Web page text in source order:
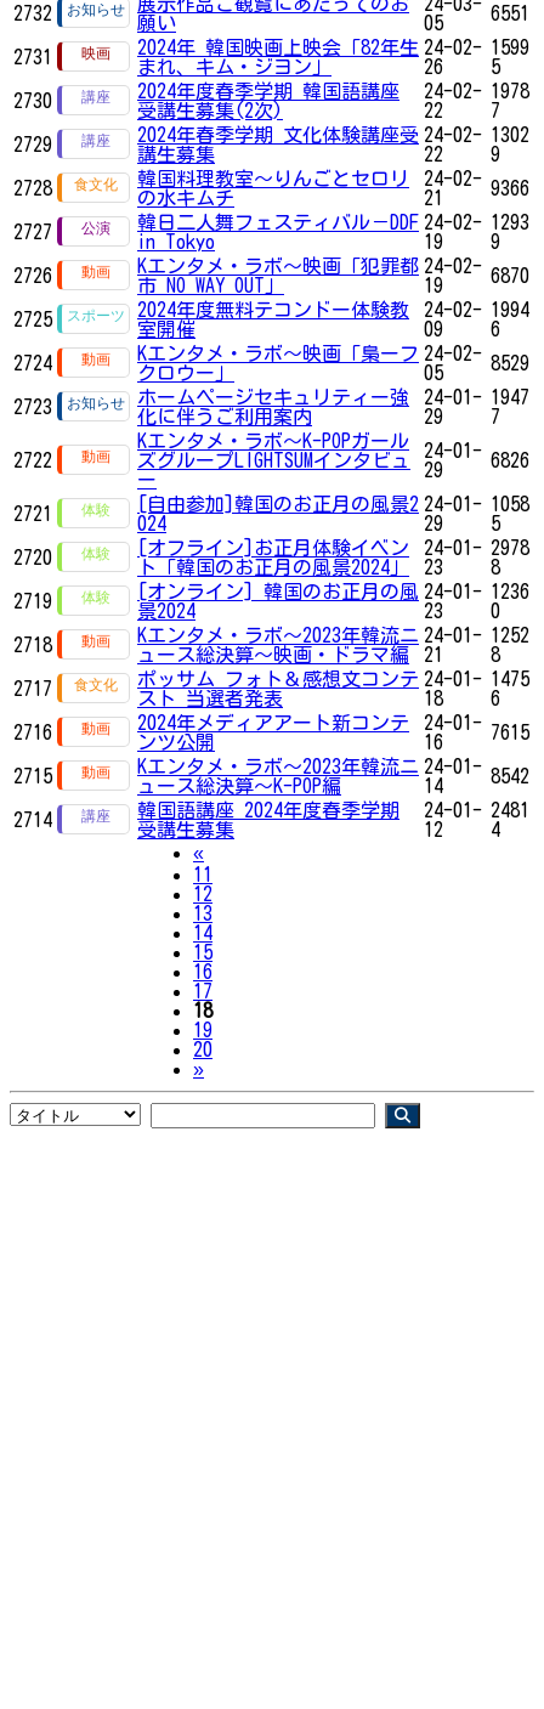
2732
願い
05
6551
2731
2024年 韓国映画上映会「82年生
まれ、キム・ジヨン」
24-02-
26
1599
5
2730
2024年度春季学期 韓国語講座
受講生募集(2次)
24-02-
22
1978
7
2729
2024年春季学期 文化体験講座受
講生募集
24-02-
22
1302
9
2728
韓国料理教室～りんごとセロリ
の水キムチ
24-02-
21
9366
2727
韓日二人舞フェスティバル－DDF
in Tokyo
24-02-
19
1293
9
2726
Kエンタメ・ラボ～映画「犯罪都
市 NO WAY OUT」
24-02-
19
6870
2725
2024年度無料テコンドー体験教
室開催
24-02-
09
1994
6
2724
Kエンタメ・ラボ～映画「梟ーフ
クロウー」
24-02-
05
8529
2723
ホームページセキュリティー強
化に伴うご利用案内
24-01-
29
1947
7
2722
Kエンタメ・ラボ～K-POPガール
ズグループLIGHTSUMインタビュ
ー
24-01-
29
6826
2721
[自由参加]韓国のお正月の風景2
024
24-01-
29
1058
5
2720
[オフライン]お正月体験イベン
ト「韓国のお正月の風景2024」
24-01-
23
2978
8
2719
[オンライン] 韓国のお正月の風
景2024
24-01-
23
1236
0
2718
Kエンタメ・ラボ～2023年韓流ニ
ュース総決算～映画・ドラマ編
24-01-
21
1252
8
2717
ポッサム フォト＆感想文コンテ
スト 当選者発表
24-01-
18
1475
6
2716
2024年メディアアート新コンテ
ンツ公開
24-01-
16
7615
2715
Kエンタメ・ラボ～2023年韓流ニ
ュース総決算～K-POP編
24-01-
14
8542
2714
韓国語講座 2024年度春季学期
受講生募集
24-01-
12
2481
4
«Previous
11
12
13
14
15
16
17
18
19
20
»Next